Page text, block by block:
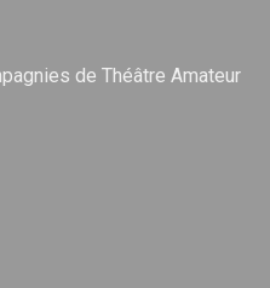
de Théâtre Amateur